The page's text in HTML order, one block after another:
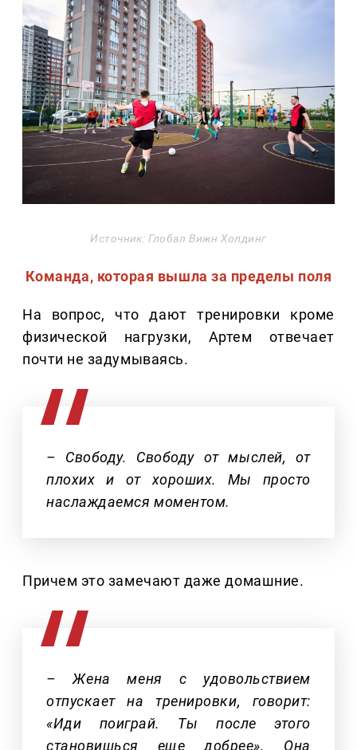
Источник: Глобал Вижн Холдинг
Команда, которая вышла за пределы поля
На вопрос, что дают тренировки кроме
физической нагрузки, Артем отвечает
почти не задумываясь.
– Свободу. Свободу от мыслей, от
плохих и от хороших. Мы просто
наслаждаемся моментом.
Причем это замечают даже домашние.
– Жена меня с удовольствием
отпускает на тренировки, говорит:
«Иди поиграй. Ты после этого
становишься еще добрее». Она